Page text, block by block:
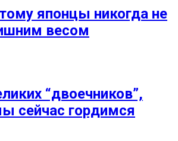
японцы никогда не
весом
“двоечников”,
сейчас гордимся